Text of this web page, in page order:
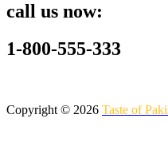
call us now:
1-800-555-333
Copyright © 2026 Taste of